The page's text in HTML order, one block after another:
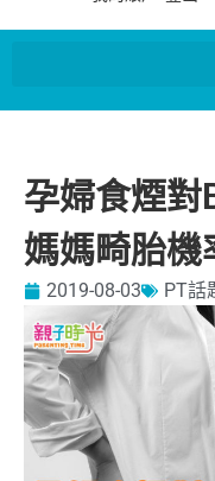
孕婦食煙對
媽媽畸胎機
2019-08-03 PT話